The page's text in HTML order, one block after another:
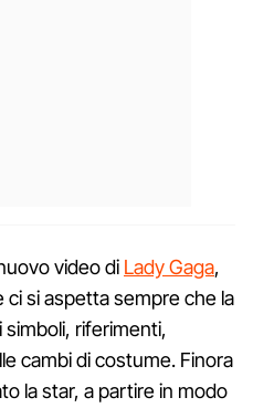
video di Lady Gaga,
si aspetta sempre che la
simboli, riferimenti,
cambi di costume. Finora
la star, a partire in modo